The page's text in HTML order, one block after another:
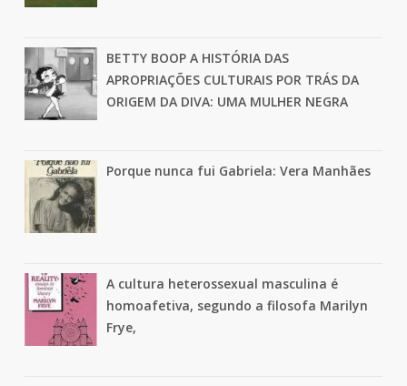
BETTY BOOP A HISTÓRIA DAS
APROPRIAÇÕES CULTURAIS POR TRÁS DA
ORIGEM DA DIVA: UMA MULHER NEGRA
Porque nunca fui Gabriela: Vera Manhães
A cultura heterossexual masculina é
homoafetiva, segundo a filosofa Marilyn
Frye,